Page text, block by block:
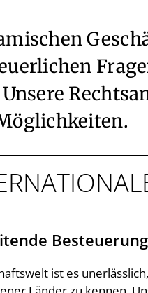
Besteuerung
ist es